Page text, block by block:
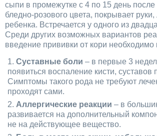
сыпи в промежутке с 4 по 15 день
бледно-розового цвета, покрывает
ребенка. Встречается у одного из
Среди других возможных вариантов
введение прививки от кори необходимо
Суставные боли – в первые 3
появиться воспаление кисти, суставов
Симптомы такого рода не требуют
проходят сами.
Аллергические реакции – в
развивается на дополнительный
не на действующее вещество.